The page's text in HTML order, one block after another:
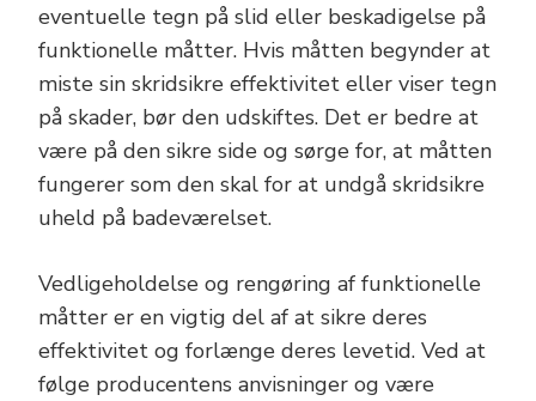
eventuelle tegn på slid eller beskadigelse på
funktionelle måtter. Hvis måtten begynder at
miste sin skridsikre effektivitet eller viser tegn
på skader, bør den udskiftes. Det er bedre at
være på den sikre side og sørge for, at måtten
fungerer som den skal for at undgå skridsikre
uheld på badeværelset.
Vedligeholdelse og rengøring af funktionelle
måtter er en vigtig del af at sikre deres
effektivitet og forlænge deres levetid. Ved at
følge producentens anvisninger og være